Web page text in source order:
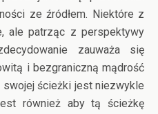
ze źródłem. Niektóre z
ale patrząc z perspektywy
zauważa się
i bezgraniczną mądrość
swojej ścieżki jest niezwykle
również aby tą ścieżkę